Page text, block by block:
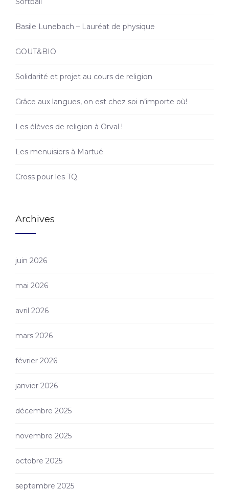
Basile Lunebach – Lauréat de physique
GOUT&BIO
Solidarité et projet au cours de religion
Grâce aux langues, on est chez soi n’importe où!
Les élèves de religion à Orval !
Les menuisiers à Martué
Cross pour les TQ
Archives
juin 2026
mai 2026
avril 2026
mars 2026
février 2026
janvier 2026
décembre 2025
novembre 2025
octobre 2025
septembre 2025